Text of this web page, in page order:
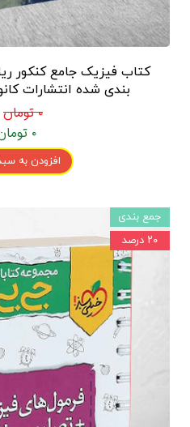
بندی شده انتشارات
۰ تومان
۰ تومان
افزودن به
جمع بندی
۲۰ درصد